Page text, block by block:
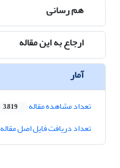
هم رسانی
ارجاع به این مقاله
آمار
تعداد مشاهده مقاله 3,819
تعداد دریافت فایل اصل مقاله